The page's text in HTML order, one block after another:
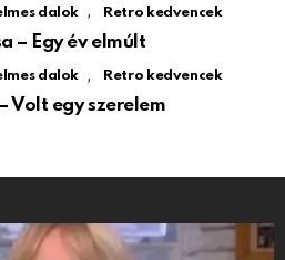
dalok , Retro kedvencek
– Egy év elmúlt
dalok , Retro kedvencek
Volt egy szerelem